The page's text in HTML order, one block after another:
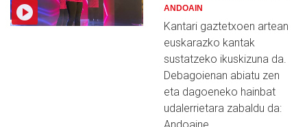
ANDOAIN
Kantari gaztetxoen artean
euskarazko kantak
sustatzeko ikuskizuna da.
Debagoienan abiatu zen
eta dagoeneko hainbat
udalerrietara zabaldu da: